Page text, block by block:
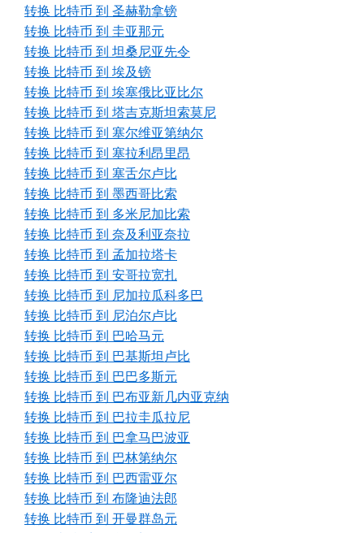
转换 比特币 到 圣赫勒拿镑
转换 比特币 到 圭亚那元
转换 比特币 到 坦桑尼亚先令
转换 比特币 到 埃及镑
转换 比特币 到 埃塞俄比亚比尔
转换 比特币 到 塔吉克斯坦索莫尼
转换 比特币 到 塞尔维亚第纳尔
转换 比特币 到 塞拉利昂里昂
转换 比特币 到 塞舌尔卢比
转换 比特币 到 墨西哥比索
转换 比特币 到 多米尼加比索
转换 比特币 到 奈及利亚奈拉
转换 比特币 到 孟加拉塔卡
转换 比特币 到 安哥拉宽扎
转换 比特币 到 尼加拉瓜科多巴
转换 比特币 到 尼泊尔卢比
转换 比特币 到 巴哈马元
转换 比特币 到 巴基斯坦卢比
转换 比特币 到 巴巴多斯元
转换 比特币 到 巴布亚新几内亚克纳
转换 比特币 到 巴拉圭瓜拉尼
转换 比特币 到 巴拿马巴波亚
转换 比特币 到 巴林第纳尔
转换 比特币 到 巴西雷亚尔
转换 比特币 到 布隆迪法郎
转换 比特币 到 开曼群岛元